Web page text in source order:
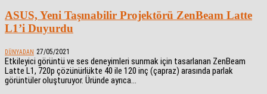
ASUS, Yeni Taşınabilir Projektörü ZenBeam Latte
L1’i Duyurdu
DÜNYADAN 27/05/2021
Etkileyici görüntü ve ses deneyimleri sunmak için tasarlanan ZenBeam
Latte L1, 720p çözünürlükte 40 ile 120 inç (çapraz) arasında parlak
görüntüler oluşturuyor. Üründe ayrıca...